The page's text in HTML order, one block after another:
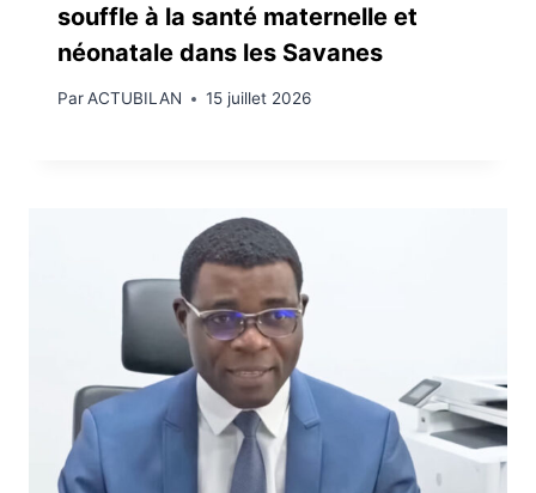
souffle à la santé maternelle et
néonatale dans les Savanes
ParACTUBILAN 15 juillet 2026